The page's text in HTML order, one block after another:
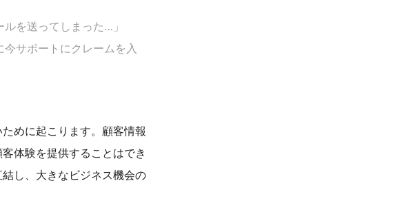
を送ってしまった…」
今サポートにクレームを入
めに起こります。顧客情報
体験を提供することはでき
し、大きなビジネス機会の